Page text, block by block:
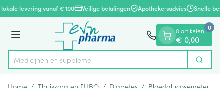
Ga naar de inhoud
1 van 1
levering vanaf € 100 Veilige betalingen Apothekersadvies Snelle
Menu
Product, merk, categorie...
Me Zoek
0 artikelen
€ 0,00
0
Home / Thuiszorg en EHBO / Diabetes / Bloedglucosemeter